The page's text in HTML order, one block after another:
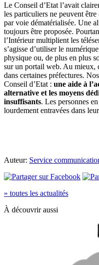
Le Conseil d’Etat l’avait
les particuliers ne peuvent
par voie dématérialisée. Une
toujours être proposée.
l’Intérieur multiplient les
s’agisse d’utiliser le
physique ou, de plus en plus
sur un portail web. Au mieux,
dans certaines préfectures.
Conseil d’Etat : une aide à
alternative et les moyens
insuffisants. Les personnes
lourdement entravées dans
Auteur: Service
» toutes les actualités
À découvrir aussi